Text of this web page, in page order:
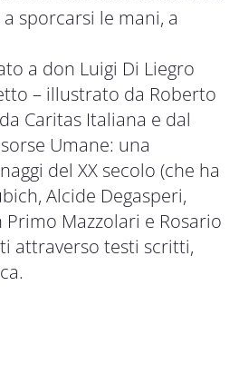
sporcarsi le mani, a
a don Luigi Di Liegro
– illustrato da Roberto
Caritas Italiana e dal
Umane: una
del XX secolo (che ha
Alcide Degasperi,
Primo Mazzolari e Rosario
attraverso testi scritti,